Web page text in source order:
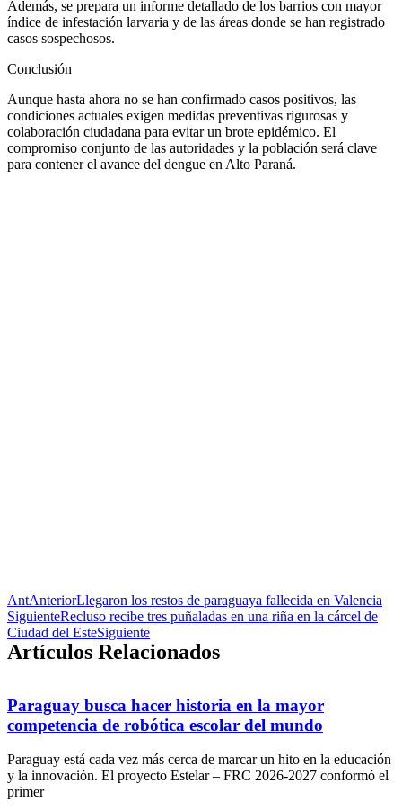
Además, se prepara un informe detallado de los barrios con mayor
índice de infestación larvaria y de las áreas donde se han registrado
casos sospechosos.
Conclusión
Aunque hasta ahora no se han confirmado casos positivos, las
condiciones actuales exigen medidas preventivas rigurosas y
colaboración ciudadana para evitar un brote epidémico. El
compromiso conjunto de las autoridades y la población será clave
para contener el avance del dengue en Alto Paraná.
AntAnteriorLlegaron los restos de paraguaya fallecida en Valencia
SiguienteRecluso recibe tres puñaladas en una riña en la cárcel de
Ciudad del EsteSiguiente
Artículos Relacionados
Paraguay busca hacer historia en la mayor
competencia de robótica escolar del mundo
Paraguay está cada vez más cerca de marcar un hito en la educación
y la innovación. El proyecto Estelar – FRC 2026-2027 conformó el
primer